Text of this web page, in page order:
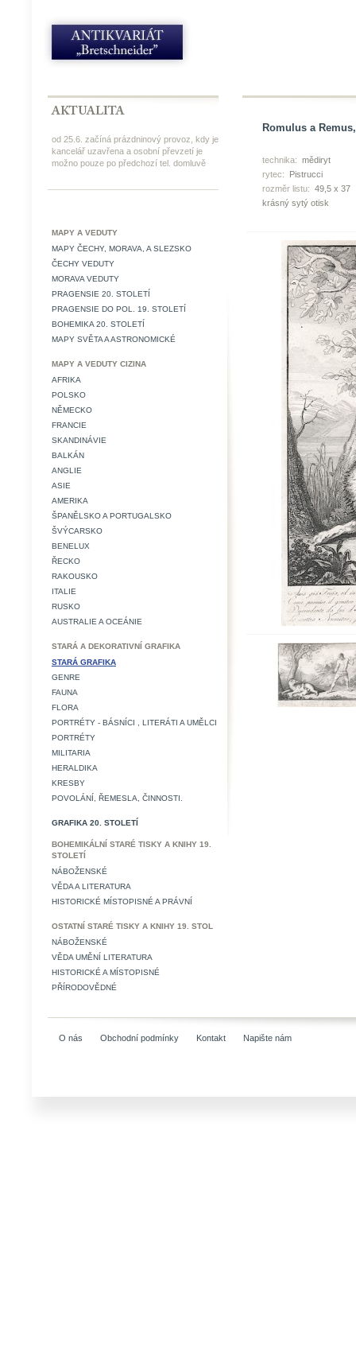
od 25.6. začíná prázdninový provoz, kdy je
kancelář uzavřena a osobní převzetí je
možno pouze po předchozí tel. domluvě
MAPY A VEDUTY
MAPY ČECHY, MORAVA, A SLEZSKO
ČECHY VEDUTY
MORAVA VEDUTY
PRAGENSIE 20. STOLETÍ
PRAGENSIE DO POL. 19. STOLETÍ
BOHEMIKA 20. STOLETÍ
MAPY SVĚTA A ASTRONOMICKÉ
MAPY A VEDUTY CIZINA
AFRIKA
POLSKO
NĚMECKO
FRANCIE
SKANDINÁVIE
BALKÁN
ANGLIE
ASIE
AMERIKA
ŠPANĚLSKO A PORTUGALSKO
ŠVÝCARSKO
BENELUX
ŘECKO
RAKOUSKO
ITALIE
RUSKO
AUSTRALIE A OCEÁNIE
STARÁ A DEKORATIVNÍ GRAFIKA
STARÁ GRAFIKA
GENRE
FAUNA
FLORA
PORTRÉTY - BÁSNÍCI , LITERÁTI A UMĚLCI
PORTRÉTY
MILITARIA
HERALDIKA
KRESBY
POVOLÁNÍ, ŘEMESLA, ČINNOSTI.
GRAFIKA 20. STOLETÍ
BOHEMIKÁLNÍ STARÉ TISKY A KNIHY 19.
STOLETÍ
NÁBOŽENSKÉ
VĚDA A LITERATURA
HISTORICKÉ MÍSTOPISNÉ A PRÁVNÍ
OSTATNÍ STARÉ TISKY A KNIHY 19. STOL
NÁBOŽENSKÉ
VĚDA UMĚNÍ LITERATURA
HISTORICKÉ A MÍSTOPISNÉ
PŘÍRODOVĚDNÉ
Romulus a
technika: mědiryt
rytec:
Pistrucci
rozměr listu: 49,5 x 37
krásný sytý otisk
O nás Obchodní podmínky Kontakt Napište nám